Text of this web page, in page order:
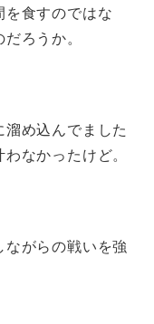
を食すのではな
ろうか。
め込んでました
なかったけど。
がらの戦いを強